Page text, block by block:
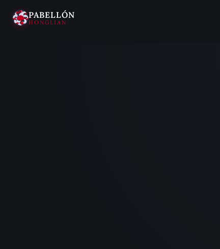
PABELLÓN
HONGLIAN